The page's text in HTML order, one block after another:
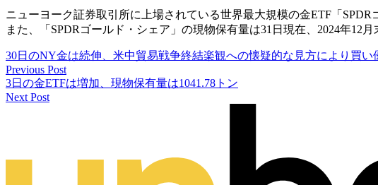
ニューヨーク証券取引所に上場されている世界最大規模の金ETF「
また、「SPDRゴールド・シェア」の現物保有量は31日現在、2024年12月
30日のNY金は続伸、米中貿易戦争終結楽観への懐疑的な見方により買い
Previous Post
3日の金ETFは増加、現物保有量は1041.78トン
Next Post